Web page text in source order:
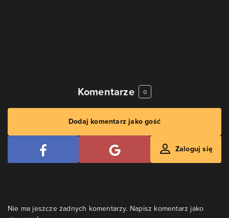
Komentarze 0
Dodaj komentarz jako gość
Zaloguj się
Nie ma jeszcze żadnych komentarzy. Napisz komentarz jako